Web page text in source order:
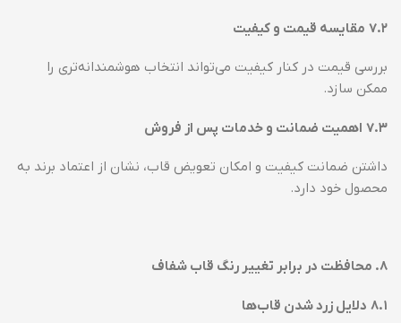
۷.۲ مقایسه قیمت و کیفیت
بررسی قیمت در کنار کیفیت می‌تواند انتخاب هوشمندانه‌تری را
ممکن سازد.
۷.۳ اهمیت ضمانت و خدمات پس از فروش
داشتن ضمانت کیفیت و امکان تعویض قاب، نشان از اعتماد برند به
محصول خود دارد.
۸. محافظت در برابر تغییر رنگ قاب شفاف
۸.۱ دلایل زرد شدن قاب‌ها